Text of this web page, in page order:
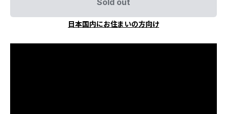
Sold out
日本国内にお住まいの方向け